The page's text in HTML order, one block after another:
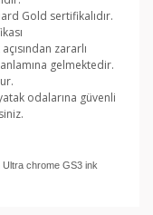
Gold sertifikalıdır.
zararlı
gelmektedir.
odalarına güvenli